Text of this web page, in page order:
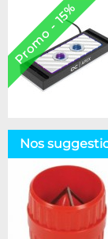
Promo - 15%
Nos